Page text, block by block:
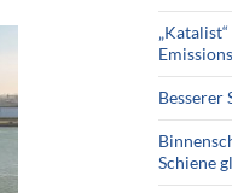
Besserer
Schiene